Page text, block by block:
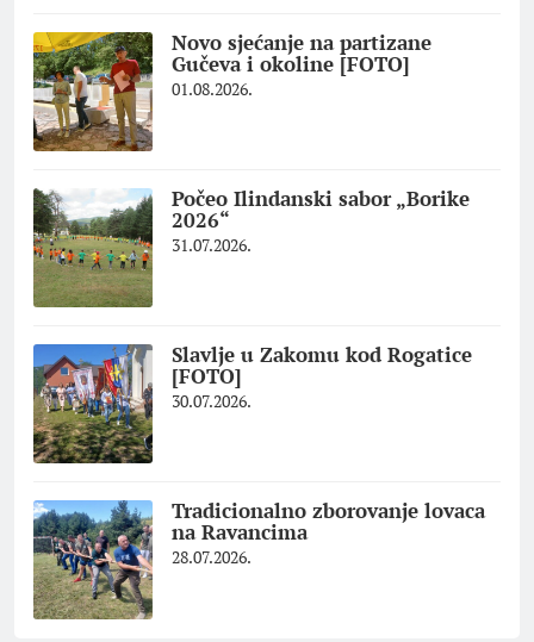
Novo sjećanje na partizane
Gučeva i okoline [FOTO]
01.08.2026.
Počeo Ilindanski sabor „Borike
2026“
31.07.2026.
Slavlje u Zakomu kod Rogatice
[FOTO]
30.07.2026.
Tradicionalno zborovanje lovaca
na Ravancima
28.07.2026.